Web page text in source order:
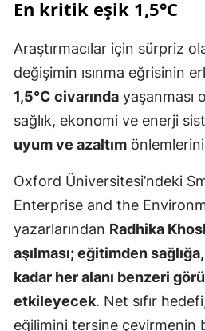
En kritik eşik 1,5°C
Araştırmacılar için sürpriz
değişimin ısınma eğrisinin
1,5°C civarında yaşanması
sağlık, ekonomi ve enerji
uyum ve azaltım
Oxford Üniversitesi’ndeki
Enterprise and the
yazarlarından Radhika
aşılması; eğitimden
kadar her alanı benzeri
etkileyecek. Net sıfır
eğilimini tersine çevirmenin